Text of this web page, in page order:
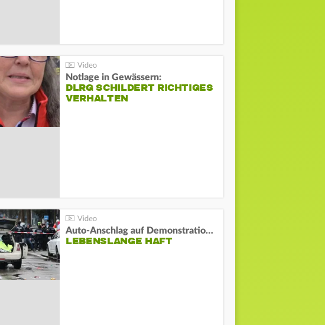
Notlage in Gewässern:
DLRG SCHILDERT RICHTIGES
VERHALTEN
Auto-Anschlag auf Demonstration in München:
LEBENSLANGE HAFT